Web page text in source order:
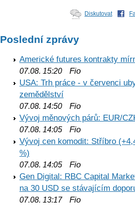
Diskutovat
Poslední zprávy
Americké futures kontrakty
07.08. 15:20 Fio
USA: Trh práce - v červenci
zemědělství
07.08. 14:50 Fio
Vývoj měnových párů: EUR/
07.08. 14:05 Fio
Vývoj cen komodit: Stříbro
%)
07.08. 14:05 Fio
Gen Digital: RBC Capital
na 30 USD se stávajícím
07.08. 13:17Fio